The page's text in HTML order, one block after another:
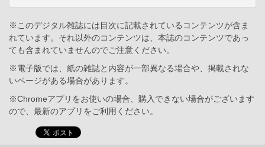
※このデジタル雑誌には目次に記載されているコンテンツが含ま
れています。それ以外のコンテンツは、本誌のコンテンツであっ
ても含まれていませんのでご注意ください。
※電子版では、紙の雑誌と内容が一部異なる場合や、掲載されな
いページがある場合があります。
※Chromeアプリをお使いの場合、購入できない場合がございます
ので、最新のアプリをご利用ください。